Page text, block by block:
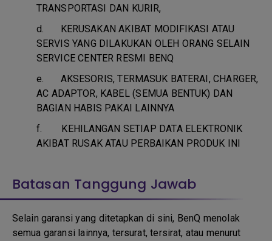
TRANSPORTASI DAN KURIR,
d. KERUSAKAN AKIBAT MODIFIKASI ATAU
SERVIS YANG DILAKUKAN OLEH ORANG SELAIN
SERVICE CENTER RESMI BENQ
e. AKSESORIS, TERMASUK BATERAI, CHARGER,
AC ADAPTOR, KABEL (SEMUA BENTUK) DAN
BAGIAN HABIS PAKAI LAINNYA
f. KEHILANGAN SETIAP DATA ELEKTRONIK
AKIBAT RUSAK ATAU PERBAIKAN PRODUK INI
Batasan Tanggung Jawab
Selain garansi yang ditetapkan di sini, BenQ menolak
semua garansi lainnya, tersurat, tersirat, atau menurut